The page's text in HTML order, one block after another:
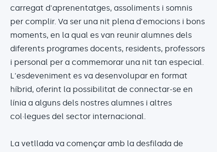
carregat d'aprenentatges, assoliments i somnis
per complir. Va ser una nit plena d'emocions i bons
moments, en la qual es van reunir alumnes dels
diferents programes docents, residents, professors
i personal per a commemorar una nit tan especial.
L'esdeveniment es va desenvolupar en format
híbrid, oferint la possibilitat de connectar-se en
línia a alguns dels nostres alumnes i altres
col·legues del sector internacional.
La vetllada va començar amb la desfilada de